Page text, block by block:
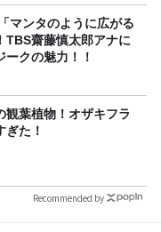
マンタのように広がる
TBS齋藤慎太郎アナに
ークの魅力！！
観葉植物！オザキフラ
ぎた！
Recommended by